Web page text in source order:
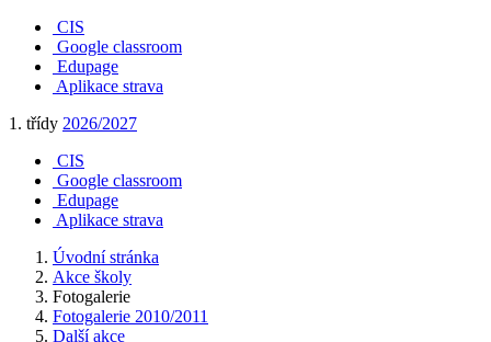
CIS
Google classroom
Edupage
Aplikace strava
1. třídy 2026/2027
CIS
Google classroom
Edupage
Aplikace strava
Úvodní stránka
Akce školy
Fotogalerie
Fotogalerie 2010/2011
Další akce